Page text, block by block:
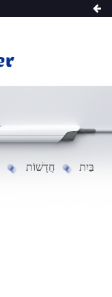
בַּיִת חֲדָשׁוֹת